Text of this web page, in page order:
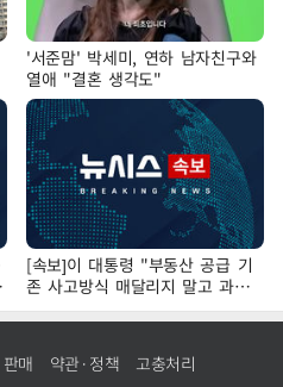
'서준맘' 박세미, 연하 남자친구와
열애 "결혼 생각도"
[속보]이 대통령 "부동산 공급 기
존 사고방식 매달리지 말고 과감
히 실천"
매 약관·정책 고충처리